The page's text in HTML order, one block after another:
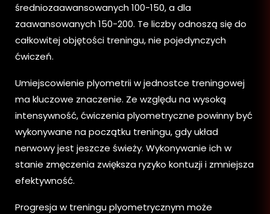
średniozaawansowanych 100-150, a dla
zaawansowanych 150-200. Te liczby odnoszą się do
całkowitej objętości treningu, nie pojedynczych
ćwiczeń.
Umiejscowienie plyometrii w jednostce treningowej
ma kluczowe znaczenie. Ze względu na wysoką
intensywność, ćwiczenia plyometryczne powinny być
wykonywane na początku treningu, gdy układ
nerwowy jest jeszcze świeży. Wykonywanie ich w
stanie zmęczenia zwiększa ryzyko kontuzji i zmniejsza
efektywność.
Progresja w treningu plyometrycznym może